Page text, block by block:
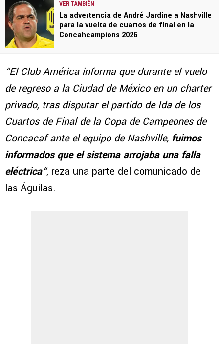
VER TAMBIÉN
La advertencia de André Jardine a Nashville
para la vuelta de cuartos de final en la
Concahcampions 2026
“El Club América informa que durante el vuelo
de regreso a la Ciudad de México en un charter
privado, tras disputar el partido de Ida de los
Cuartos de Final de la Copa de Campeones de
Concacaf ante el equipo de Nashville, fuimos
informados que el sistema arrojaba una falla
eléctrica“, reza una parte del comunicado de
las Águilas.